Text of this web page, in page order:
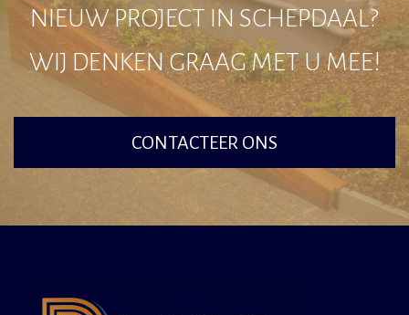
NIEUW PROJECT IN SCHEPDAAL?
WIJ DENKEN GRAAG MET U MEE!
CONTACTEER ONS